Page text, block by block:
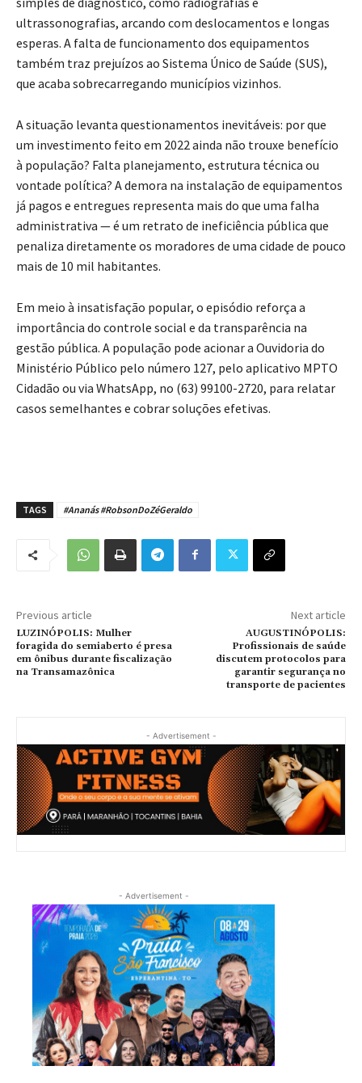
ultrassonografias, arcando com deslocamentos e longas
esperas. A falta de funcionamento dos equipamentos
também traz prejuízos ao Sistema Único de Saúde (SUS),
que acaba sobrecarregando municípios vizinhos.
A situação levanta questionamentos inevitáveis: por que
um investimento feito em 2022 ainda não trouxe benefício
à população? Falta planejamento, estrutura técnica ou
vontade política? A demora na instalação de equipamentos
já pagos e entregues representa mais do que uma falha
administrativa — é um retrato de ineficiência pública que
penaliza diretamente os moradores de uma cidade de pouco
mais de 10 mil habitantes.
Em meio à insatisfação popular, o episódio reforça a
importância do controle social e da transparência na
gestão pública. A população pode acionar a Ouvidoria do
Ministério Público pelo número 127, pelo aplicativo MPTO
Cidadão ou via WhatsApp, no (63) 99100-2720, para relatar
casos semelhantes e cobrar soluções efetivas.
TAGS #Ananás #RobsonDoZéGeraldo
Previous article
LUZINÓPOLIS: Mulher
foragida do semiaberto é presa
em ônibus durante fiscalização
na Transamazônica
Next article
AUGUSTINÓPOLIS:
Profissionais de saúde
discutem protocolos para
garantir segurança no
transporte de pacientes
- Advertisement -
- Advertisement -